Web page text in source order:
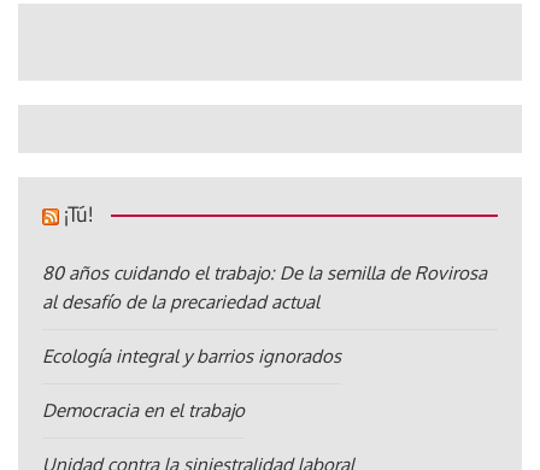
¡Tú!
80 años cuidando el trabajo: De la semilla de Rovirosa
al desafío de la precariedad actual
Ecología integral y barrios ignorados
Democracia en el trabajo
Unidad contra la siniestralidad laboral